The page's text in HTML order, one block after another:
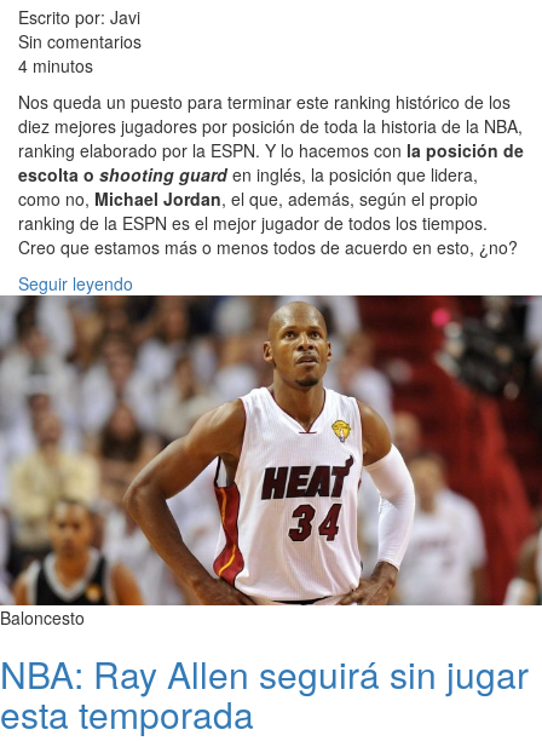
Escrito por: Javi
Sin comentarios
4 minutos
Nos queda un puesto para terminar este ranking histórico de los
diez mejores jugadores por posición de toda la historia de la NBA,
ranking elaborado por la ESPN. Y lo hacemos con la posición de
escolta o shooting guarden inglés, la posición que lidera,
como no, Michael Jordan, el que, además, según el propio
ranking de la ESPN es el mejor jugador de todos los tiempos.
Creo que estamos más o menos todos de acuerdo en esto, ¿no?
Seguir leyendo
Baloncesto
NBA: Ray Allen seguirá sin jugar
esta temporada